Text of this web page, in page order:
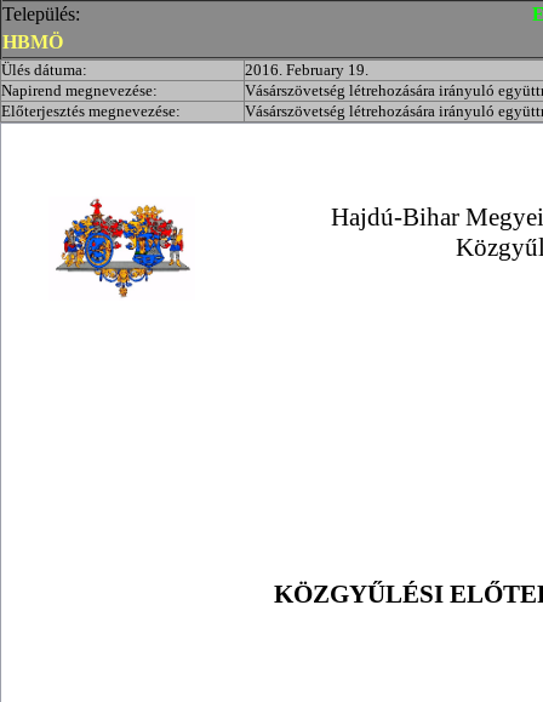
Település:
HBMÖ
Ülés dátuma:
2016. February 19.
Napirend megnevezése:
Vásárszövetség létrehozására irányuló
Előterjesztés megnevezése:
Vásárszövetség létrehozására irányuló